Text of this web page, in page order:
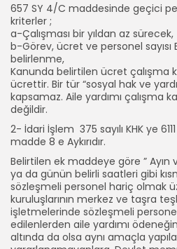
657 SY 4/C maddesinde geçici
kriterler ;
a-Çalışması bir yıldan az sürecek,
b-Görev, ücret ve personel sayısı
belirlenme,
Kanunda belirtilen ücret çalışma
ücrettir. Bir tür “sosyal hak ve
kapsamaz. Aile yardımı çalışma
değildir.
2- İdari İşlem 375 sayılı KHK ye
madde 8 e Aykırıdır.
Belirtilen ek maddeye göre ” Ayın
ya da günün belirli saatleri gibi
sözleşmeli personel hariç olmak
kuruluşlarının merkez ve taşra
işletmelerinde sözleşmeli
edilenlerden aile yardımı
altında da olsa aynı amaçla